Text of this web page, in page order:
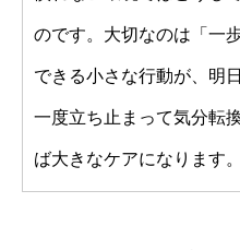
のです。大切なのは「一
できる小さな行動が、明
一度立ち止まって気分転
ば大きなケアになります。